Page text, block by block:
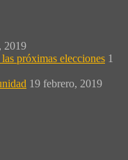
2019
próximas elecciones 1
19 febrero, 2019